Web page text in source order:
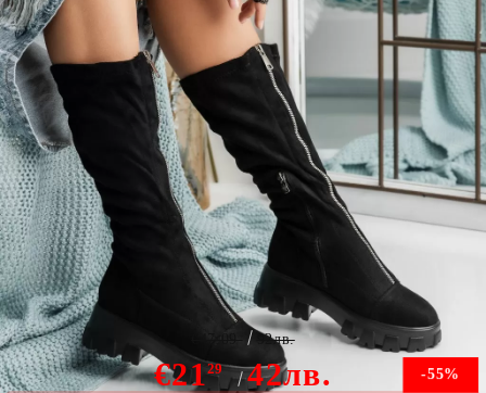
Дамски ботуши Sofia2 черен #7705M
-55%
€2129 42лв.
92лв.